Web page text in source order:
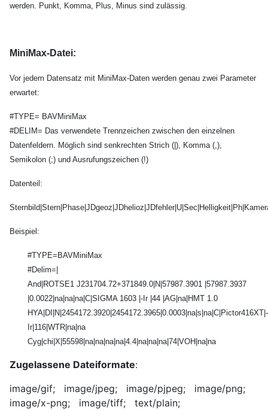
werden. Punkt, Komma, Plus, Minus sind zulässig.
MiniMax-Datei:
Vor jedem Datensatz mit MiniMax-Daten werden genau zwei Parameter
erwartet:
#TYPE= BAVMiniMax
#DELIM= Das verwendete Trennzeichen zwischen den einzelnen
Datenfeldern. Möglich sind senkrechten Strich (|), Komma (,),
Semikolon (;) und Ausrufungszeichen (!)
Datenteil:
Beispiel:
#TYPE=BAVMiniMax
#Delim=|
And|ROTSE1 J231704.72+371849.0|N|57987.3901 |57987.3937
|0.0022|na|na|na|C|SIGMA 1603 |-Ir |44 |AG|na|HMT 1.0
HYA|DI|N|2454172.3920|2454172.3965|0.0003|na|s|na|C|Pictor416XT|-
Ir|116|WTR|na|na
Cyg|chi|X|55598|na|na|na|na|4.4|na|na|na|74|VOH|na|na
Zugelassene Dateiformate:
image/gif; image/jpeg; image/pjpeg; image/png;
image/x-png; image/tiff; text/plain;